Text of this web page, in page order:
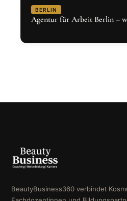
BERLIN
Agentur für Arbeit Berlin –
BeautyBusiness360 verbindet